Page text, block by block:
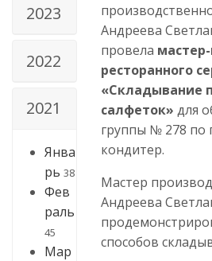
2023
2022
2021
Янва
рь 38
Фев
раль
45
Мар
Андреева
провела
ресторанного
«Складывание
салфеток» для
группы № 278 по
кондитер.
Мастер
Андреева
способов